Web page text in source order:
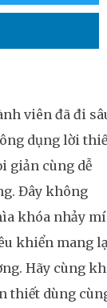
viên đã đi
dụng lời
giản cùng dễ
Đây không
khóa nhảy mí
khiển mang
Hãy cùng
thiết dùng